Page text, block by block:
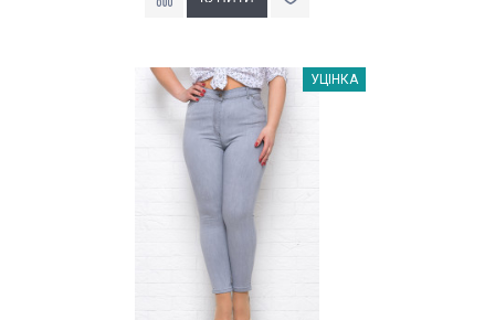
Наклейки Варіант з % УЦІНКА